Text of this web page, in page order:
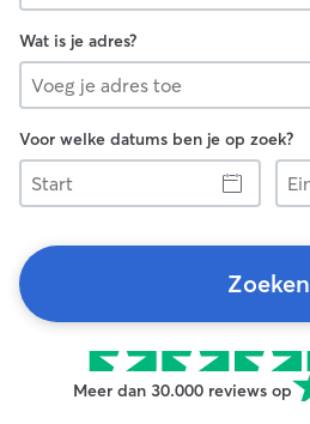
Wat is je adres?
Voor welke datums ben je op zoek?
Start
Eind
Zoeken
Meer dan 30.000 reviews op